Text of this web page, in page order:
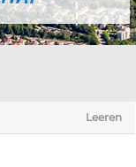
Leeren